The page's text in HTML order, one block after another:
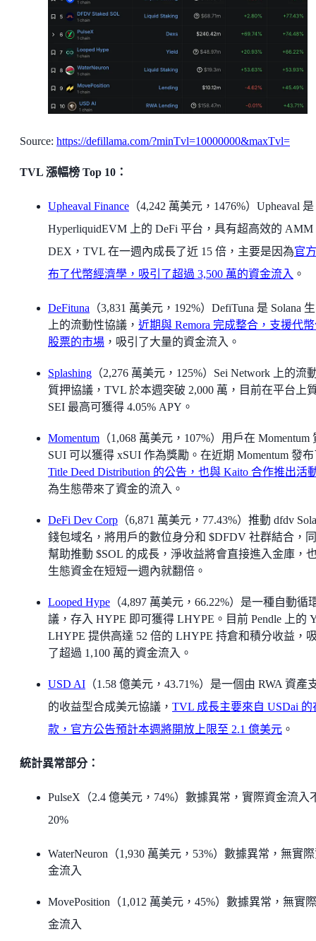
Source: https://defillama.com/?minTvl=10000000&maxTvl=
TVL 漲幅榜 Top 10：
Upheaval Finance （4,242 萬美元，1476%）Upheaval 是
HyperliquidEVM 上的 DeFi 平台，具有超高效的 AMM
DEX，TVL 在一週內成長了近 15 倍，主要是因為官
布了代幣經濟學，吸引了超過 3,500 萬的資金流入 。
DeFituna （3,831 萬美元，192%）DefiTuna 是 Solana
上的流動性協議， 近期與 Remora 完成整合，支援代
股票的市場 ，吸引了大量的資金流入。
Splashing （2,276 萬美元，125%）Sei Network 上的流
質押協議，TVL 於本週突破 2,000 萬，目前在平台上
SEI 最高可獲得 4.05% APY。
Momentum （1,068 萬美元，107%）用戶在 Momentum
SUI 可以獲得 xSUI 作為獎勵。在近期 Momentum 發
Title Deed Distribution 的公告，也與 Kaito 合作推出活
為生態帶來了資金的流入。
DeFi Dev Corp （6,871 萬美元，77.43%）推動 dfdv
錢包域名，將用戶的數位身分和 $DFDV 社群結合，
幫助推動 $SOL 的成長，淨收益將會直接進入金庫，
生態資金在短短一週內就翻倍。
Looped Hype （4,897 萬美元，66.22%）是一種自動循
議，存入 HYPE 即可獲得 LHYPE。目前 Pendle 上的
LHYPE 提供高達 52 倍的 LHYPE 持倉和積分收益，
了超過 1,100 萬的資金流入。
USD AI （1.58 億美元，43.71%）是一個由 RWA 資產
的收益型合成美元協議， TVL 成長主要來自 USDai 的
款，官方公告預計本週將開放上限至 2.1 億美元 。
統計異常部分：
PulseX（2.4 億美元，74%）數據異常，實際資金流入
20%
WaterNeuron（1,930 萬美元，53%）數據異常，無實
金流入
MovePosition（1,012 萬美元，45%）數據異常，無實
金流入